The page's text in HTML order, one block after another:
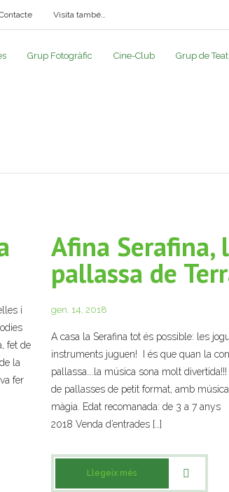
Visita també…
Grup Fotogràfic Cine-Club Grup de
i
fet de
la
fer
Afina Serafina,
pallassa de
gen. 14, 2018
A casa la Serafina tot és possible: les
instruments juguen! I és que quan la
pallassa….la música sona molt
de pallasses de petit format, amb
màgia. Edat recomanada: de 3 a 7
2018 Venda d’entrades […]
Llegeix més